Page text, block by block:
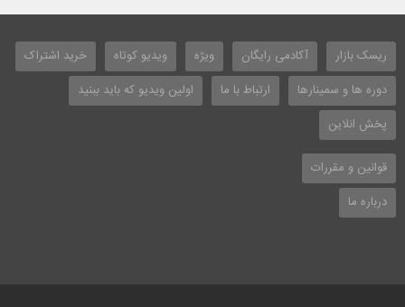
ریسک بازار آکادمی رایگان ویژه ویدیو کوتاه
خرید اشتراک
دوره ها و سمینارها
ارتباط با ما
اولین ویدیو که باید ببنید
پخش انلاین
قوانین و مقررات
درباره ما